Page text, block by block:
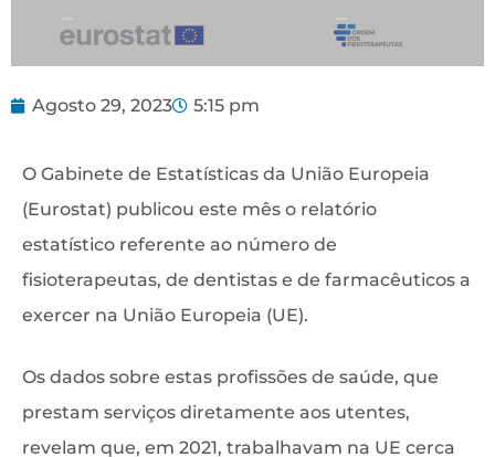
Agosto 29, 2023 5:15 pm
O Gabinete de Estatísticas da União Europeia
(Eurostat) publicou este mês o relatório
estatístico referente ao número de
fisioterapeutas, de dentistas e de farmacêuticos a
exercer na União Europeia (UE).
Os dados sobre estas profissões de saúde, que
prestam serviços diretamente aos utentes,
revelam que, em 2021, trabalhavam na UE cerca